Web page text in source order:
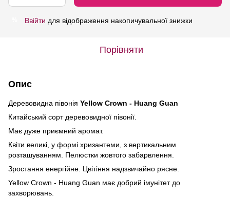
Ввійти для відображення накопичувальної знижки
Порівняти
Опис
Деревовидна півонія Yellow Crown - Huang Guan
Китайський сорт деревовидної півонії.
Має дуже приємний аромат.
Квіти великі, у формі хризантеми, з вертикальним
розташуванням. Пелюстки жовтого забарвлення.
Зростання енергійне. Цвітіння надзвичайно рясне.
Yellow Crown - Huang Guan має добрий імунітет до
захворювань.